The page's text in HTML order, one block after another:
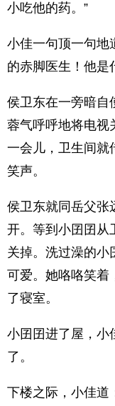
小吃他的药。”
小佳一句顶一句地
的赤脚医生！他是
侯卫东在一旁暗自
蓉气呼呼地将电视
一会儿，卫生间就
笑声。
侯卫东就同岳父张
开。等到小囝囝从
关掉。洗过澡的小
可爱。她咯咯笑着
了寝室。
小囝囝进了屋，小
了。
下楼之际，小佳道